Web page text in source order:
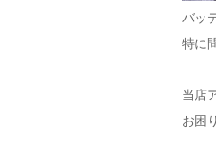
バッ
特に
当店
お困